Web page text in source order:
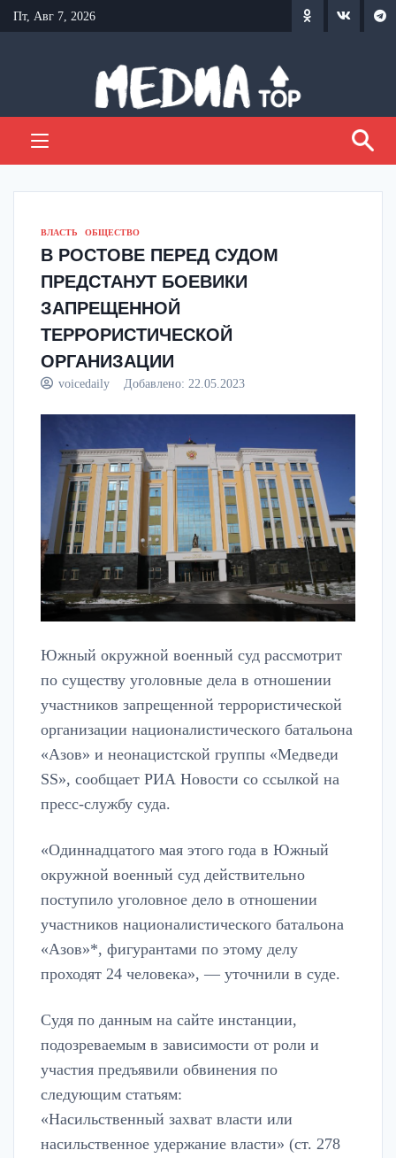
Перейти
к
Пт, Авг 7, 2026
ВЛАСТЬ ОБЩЕСТВО
В РОСТОВЕ ПЕРЕД СУДОМ
ПРЕДСТАНУТ БОЕВИКИ
ЗАПРЕЩЕННОЙ
ТЕРРОРИСТИЧЕСКОЙ
ОРГАНИЗАЦИИ
voicedaily Добавлено: 22.05.2023
Южный окружной военный суд рассмотрит
по существу уголовные дела в отношении
участников запрещенной террористической
организации националистического батальона
«Азов» и неонацистской группы «Медведи
SS», сообщает РИА Новости со ссылкой на
пресс-службу суда.
«Одиннадцатого мая этого года в Южный
окружной военный суд действительно
поступило уголовное дело в отношении
участников националистического батальона
«Азов»*, фигурантами по этому делу
проходят 24 человека», — уточнили в суде.
Судя по данным на сайте инстанции,
подозреваемым в зависимости от роли и
участия предъявили обвинения по
следующим статьям:
«Насильственный захват власти или
насильственное удержание власти» (ст. 278